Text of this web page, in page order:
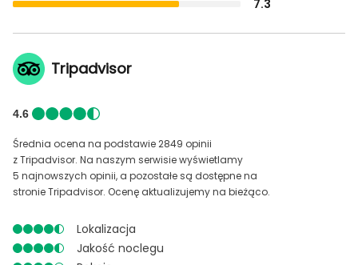
7.3
Tripadvisor
4.6
Średnia ocena na podstawie 2849 opinii
z Tripadvisor. Na naszym serwisie wyświetlamy
5 najnowszych opinii, a pozostałe są dostępne na
stronie Tripadvisor. Ocenę aktualizujemy na bieżąco.
Lokalizacja
Jakość noclegu